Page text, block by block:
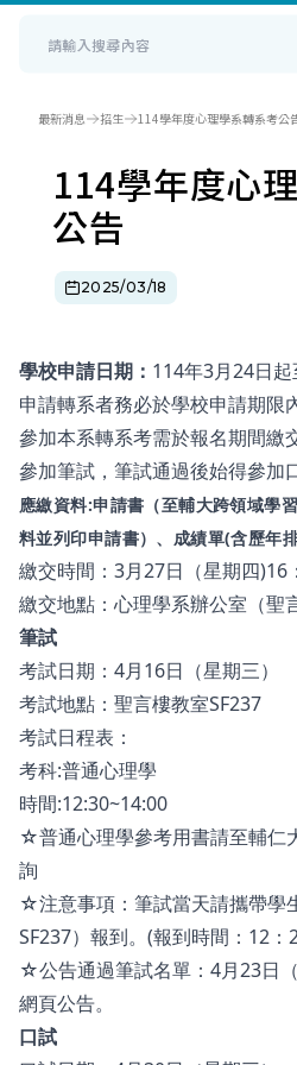
最新消息 招生 114學年度心理學系轉系考公
114學年度心
公告
2025/03/18
學校申請日期： 114年3月24日
申請轉系者務必於學校申請期限
參加本系轉系考需於報名期間繳
參加筆試，筆試通過後始得參加
應繳資料:申請書（至輔大跨領域學
料並列印申請書）、成績單(含歷年
繳交時間：3月27日（星期四)16
繳交地點：心理學系辦公室（聖
筆試
考試日期：4月16日（星期三）
考試地點：聖言樓教室SF237
考試日程表：
考科:普通心理學
時間:12:30~14:00
☆普通心理學參考用書請至輔仁
詢
☆注意事項：筆試當天請攜帶學
SF237）報到。(報到時間：12：
☆公告通過筆試名單：4月23日
網頁公告。
口試